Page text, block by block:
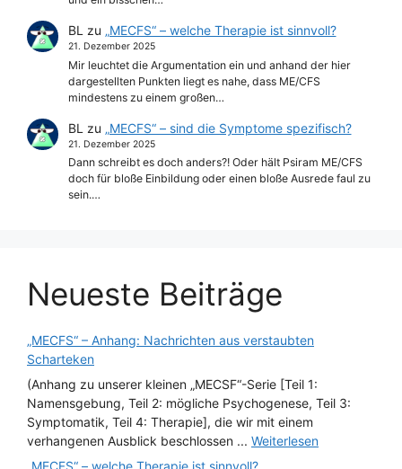
BL zu „MECFS“ – welche Therapie ist sinnvoll?
21. Dezember 2025
Mir leuchtet die Argumentation ein und anhand der hier
dargestellten Punkten liegt es nahe, dass ME/CFS
mindestens zu einem großen…
BL zu „MECFS“ – sind die Symptome spezifisch?
21. Dezember 2025
Dann schreibt es doch anders?! Oder hält Psiram ME/CFS
doch für bloße Einbildung oder einen bloße Ausrede faul zu
sein.…
Neueste Beiträge
„MECFS“ – Anhang: Nachrichten aus verstaubten
Scharteken
(Anhang zu unserer kleinen „MECSF“-Serie [Teil 1:
Namensgebung, Teil 2: mögliche Psychogenese, Teil 3:
Symptomatik, Teil 4: Therapie], die wir mit einem
verhangenen Ausblick beschlossen ... Weiterlesen
„MECFS“ – welche Therapie ist sinnvoll?